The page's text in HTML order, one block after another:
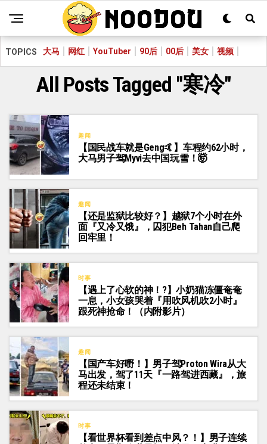
TOPICS 大马 网红 YouTuber 90后 00后 美女 视频
All Posts Tagged "寒冷"
趣闻
【国民战车就是Geng🤙】车程约62小时，
大马男子驾Myvi去中国玩雪！🤯
趣闻
【还是监狱比较好？】越狱7个小时在外
面『又冷又饿』，囚犯Beh Tahan自己爬
回牢里！
时事
【遇上了心软的神！?】小奶猫冻僵奄奄
一息，小女孩哭着『用吹风机吹2小时』
跟死神抢命！（内附影片）
趣闻
【国产车好嘢！】男子驾Proton Wira从大
马出发，驾了11天『一路驾进西藏』，旅
程还未结束！
时事
【看世界杯看到差点中风？！】男子连续